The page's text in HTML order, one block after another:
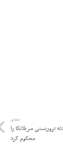
بعدی
تروریستی سریلانکا را
محکوم کرد